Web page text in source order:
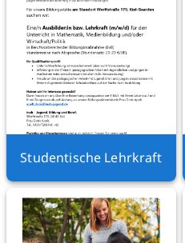
Studentische Lehrkraft